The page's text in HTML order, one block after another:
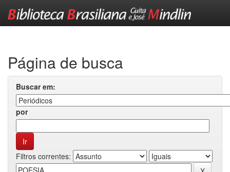
Página de busca
Buscar em:
por
Filtros correntes: